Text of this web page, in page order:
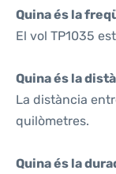
Quina és la
El vol TP1035
Quina és la
La distància
quilòmetres.
Quina és la